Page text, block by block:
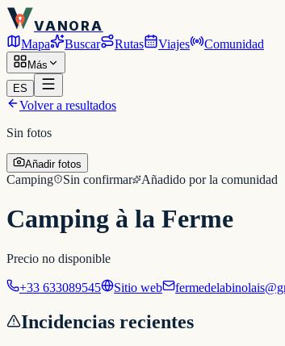
VANORA
Mapa Buscar Rutas Viajes Comunidad
Más
ES
Volver a resultados
Sin fotos
Añadir fotos
Camping Sin confirmar Añadido por la comunidad
Camping à la Ferme
Precio no disponible
+33 633089545 Sitio web
Incidencias recientes